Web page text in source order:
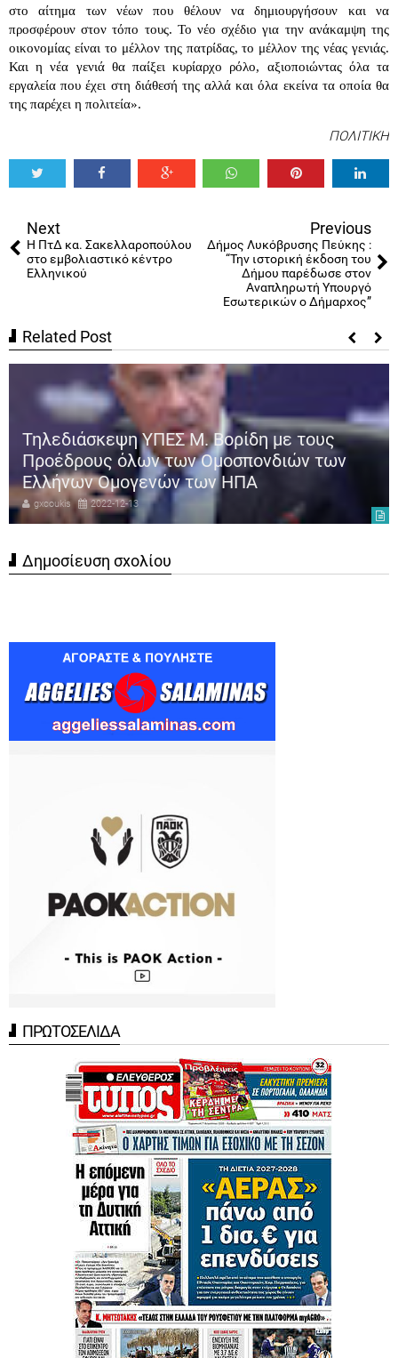
στο αίτημα των νέων που θέλουν να δημιουργήσουν και να
προσφέρουν στον τόπο τους. Το νέο σχέδιο για την ανάκαμψη της
οικονομίας είναι το μέλλον της πατρίδας, το μέλλον της νέας γενιάς.
Και η νέα γενιά θα παίξει κυρίαρχο ρόλο, αξιοποιώντας όλα τα
εργαλεία που έχει στη διάθεσή της αλλά και όλα εκείνα τα οποία θα
της παρέχει η πολιτεία».
ΠΟΛΙΤΙΚΗ
Next
Η ΠτΔ κα. Σακελλαροπούλου
στο εμβολιαστικό κέντρο
Ελληνικού
Previous
Δήμος Λυκόβρυσης Πεύκης :
“Την ιστορική έκδοση του
Δήμου παρέδωσε στον
Αναπληρωτή Υπουργό
Εσωτερικών ο Δήμαρχος”
Related Post
Τηλεδιάσκεψη ΥΠΕΣ Μ. Βορίδη με τους
Προέδρους όλων των Ομοσπονδιών των
Ελλήνων Ομογενών των ΗΠΑ
gxcoukis 2022-12-13
Δημοσίευση σχολίου
ΠΡΩΤΟΣΕΛΙΔΑ